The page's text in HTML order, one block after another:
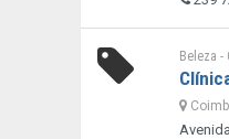
Beleza -